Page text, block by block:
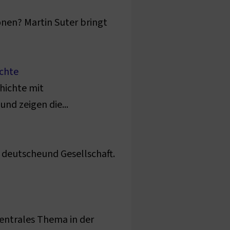
Martin Suter bringt
mit
zeigen die...
Gesellschaft.
Thema in der